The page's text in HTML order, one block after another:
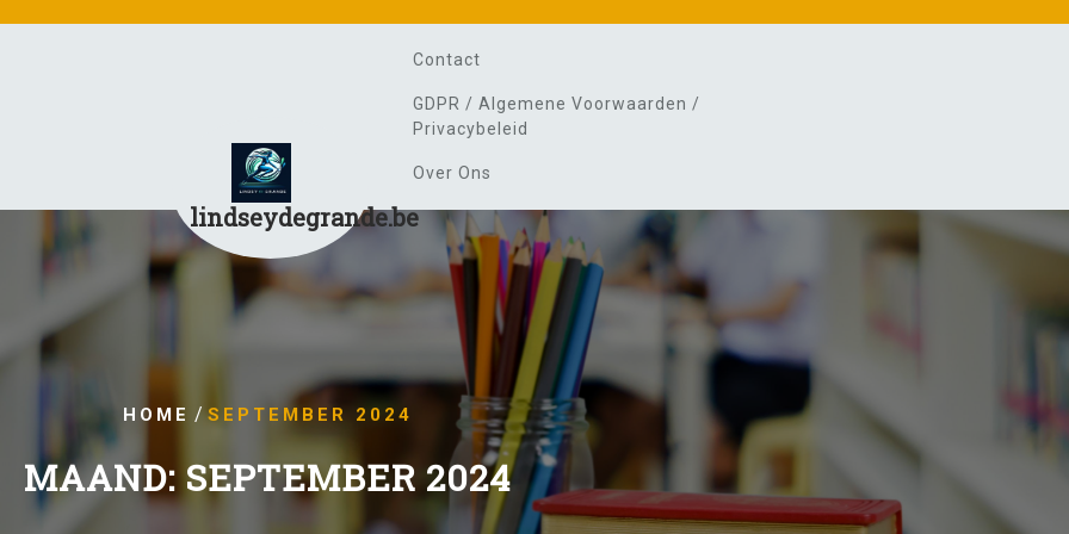
lindseydegrande.be
Contact
GDPR / Algemene Voorwaarden /
Privacybeleid
Over Ons
HOME / SEPTEMBER 2024
MAAND: SEPTEMBER 2024